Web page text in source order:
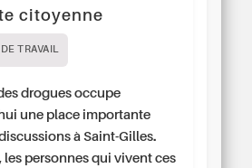
citoyenne
TRAVAIL
drogues occupe
une place importante
à Saint-Gilles.
les personnes qui vivent ces